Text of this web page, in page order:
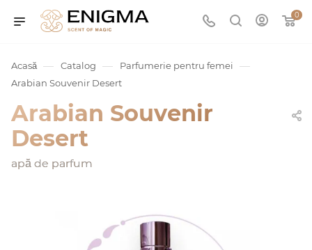
0
Acasă — Catalog — Parfumerie pentru femei —
Arabian Souvenir Desert
Arabian Souvenir
Desert
apă de parfum